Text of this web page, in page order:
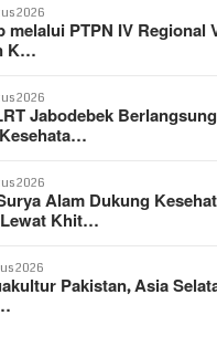
2026
melalui PTPN IV Regional
K…
2026
Jabodebek
2026
Alam Dukung
Khit…
2026
Pakistan, Asia